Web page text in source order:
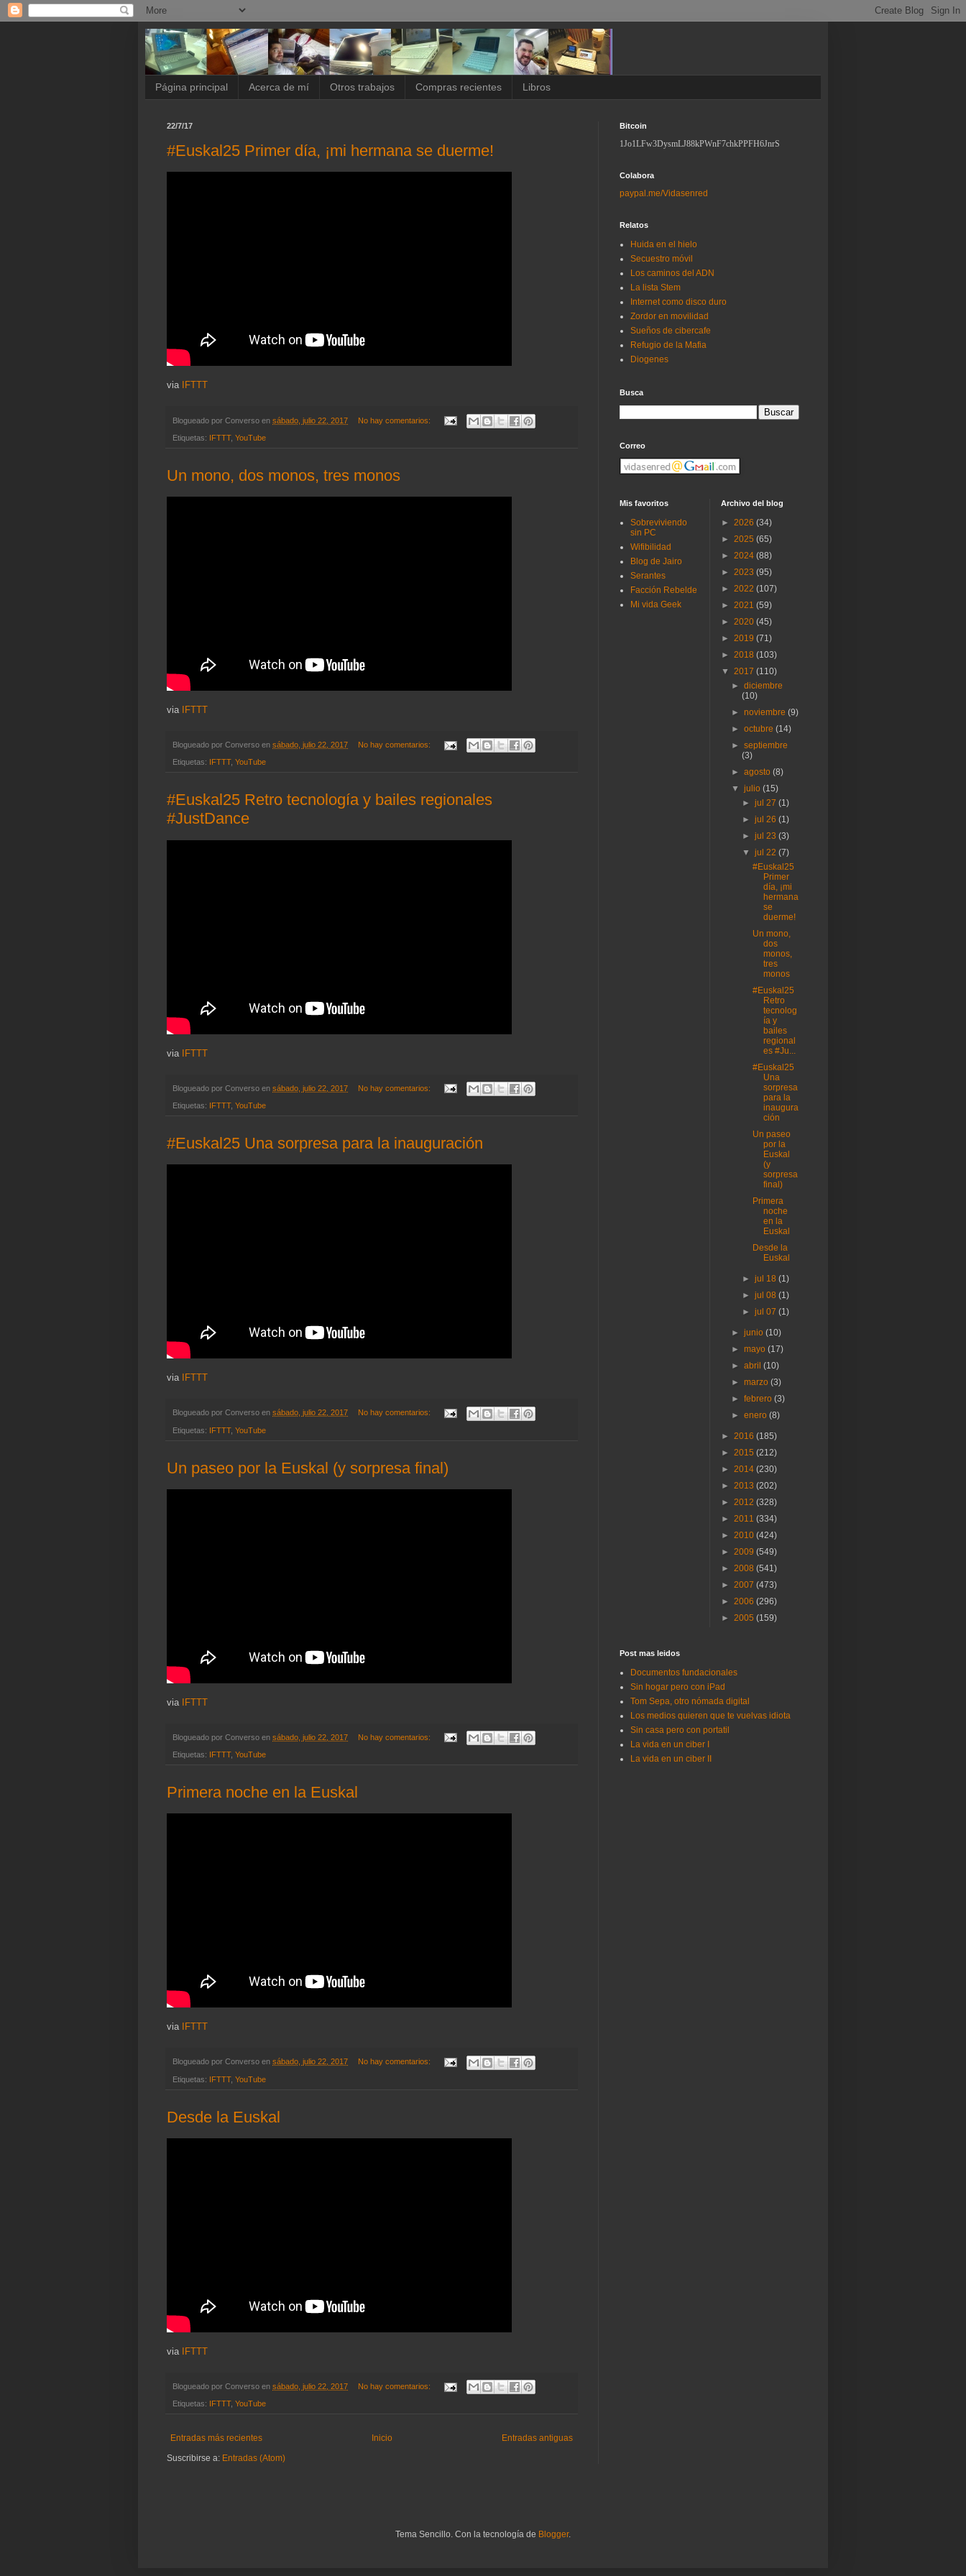
Página principal Acerca de mí Otros trabajos Compras recientes Libros
22/7/17
#Euskal25 Primer día, ¡mi hermana se duerme!
via IFTTT
Blogueado por Converso en sábado, julio 22, 2017 No hay comentarios:
Etiquetas: IFTTT, YouTube
Un mono, dos monos, tres monos
via IFTTT
Blogueado por Converso en sábado, julio 22, 2017 No hay comentarios:
Etiquetas: IFTTT, YouTube
#Euskal25 Retro tecnología y bailes regionales
#JustDance
via IFTTT
Blogueado por Converso en sábado, julio 22, 2017 No hay comentarios:
Etiquetas: IFTTT, YouTube
#Euskal25 Una sorpresa para la inauguración
via IFTTT
Blogueado por Converso en sábado, julio 22, 2017 No hay comentarios:
Etiquetas: IFTTT, YouTube
Un paseo por la Euskal (y sorpresa final)
via IFTTT
Blogueado por Converso en sábado, julio 22, 2017 No hay comentarios:
Etiquetas: IFTTT, YouTube
Primera noche en la Euskal
via IFTTT
Blogueado por Converso en sábado, julio 22, 2017 No hay comentarios:
Etiquetas: IFTTT, YouTube
Desde la Euskal
via IFTTT
Blogueado por Converso en sábado, julio 22, 2017 No hay comentarios:
Etiquetas: IFTTT, YouTube
Entradas más recientes Entradas antiguas
Inicio
Suscribirse a: Entradas (Atom)
Bitcoin
1Jo1LFw3DysmLJ88kPWnF7chkPPFH6JnrS
Colabora
paypal.me/Vidasenred
Relatos
Huida en el hielo
Secuestro móvil
Los caminos del ADN
La lista Stem
Internet como disco duro
Zordor en movilidad
Sueños de cibercafe
Refugio de la Mafia
Diogenes
Busca
Correo
Mis favoritos
Sobreviviendo
sin PC
Wifibilidad
Blog de Jairo
Serantes
Facción Rebelde
Mi vida Geek
Archivo del blog
► 2026 (34)
► 2025 (65)
► 2024 (88)
► 2023 (95)
► 2022 (107)
► 2021 (59)
► 2020 (45)
► 2019 (71)
► 2018 (103)
▼ 2017 (110)
►diciembre
(10)
►noviembre(9)
►octubre(14)
►septiembre
(3)
►agosto(8)
▼julio(15)
► jul 27 (1)
► jul 26 (1)
► jul 23 (3)
▼ jul 22 (7)
#Euskal25
Primer
día, ¡mi
hermana
se
duerme!
Un mono,
dos
monos,
tres
monos
#Euskal25
Retro
tecnolog
ía y
bailes
regional
es #Ju...
#Euskal25
Una
sorpresa
para la
inaugura
ción
Un paseo
por la
Euskal
(y
sorpresa
final)
Primera
noche
en la
Euskal
Desde la
Euskal
► jul 18 (1)
► jul 08 (1)
► jul 07 (1)
►junio(10)
►mayo(17)
►abril(10)
►marzo(3)
►febrero(3)
►enero(8)
► 2016 (185)
► 2015 (212)
► 2014 (230)
► 2013 (202)
► 2012 (328)
► 2011 (334)
► 2010 (424)
► 2009 (549)
► 2008 (541)
► 2007 (473)
► 2006 (296)
► 2005 (159)
Post mas lei­dos
Documentos fundacionales
Sin hogar pero con iPad
Tom Sepa, otro nómada digital
Los medios quieren que te vuelvas idiota
Sin casa pero con portatil
La vida en un ciber I
La vida en un ciber II
Tema Sencillo. Con la tecnología de Blogger.